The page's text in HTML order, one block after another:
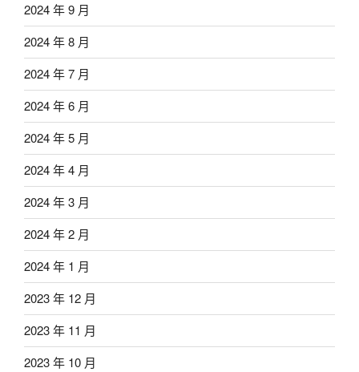
2024 年 9 月
2024 年 8 月
2024 年 7 月
2024 年 6 月
2024 年 5 月
2024 年 4 月
2024 年 3 月
2024 年 2 月
2024 年 1 月
2023 年 12 月
2023 年 11 月
2023 年 10 月